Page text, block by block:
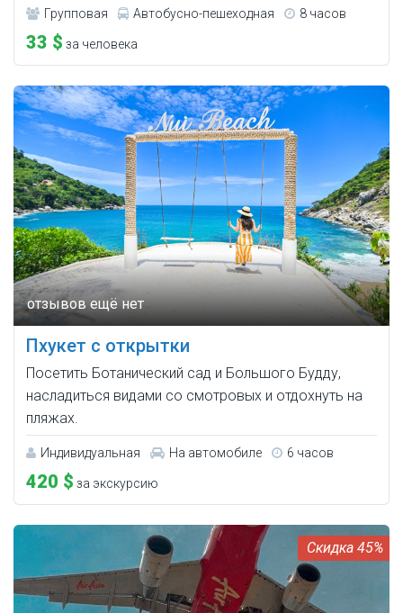
Групповая Автобусно-пешеходная 8 часов
33 $ за человека
Пхукет с открытки
Посетить Ботанический сад и Большого Будду,
насладиться видами со смотровых и отдохнуть на
пляжах.
Индивидуальная На автомобиле 6 часов
420 $ за экскурсию
45%